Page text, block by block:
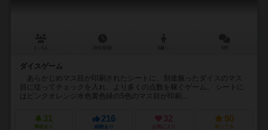
ダイスゲーム
あらかじめマス目が印刷されたシートに、別途振ったダイスのマス
目に従ってチェックを入れ、より多くの点数を稼ぐゲーム。 シートに
はピンクオレンジ水色黄色緑の5色のマス目が印刷...
31
興味あり
216
経験あり
32
お気に入り
90
持ってる